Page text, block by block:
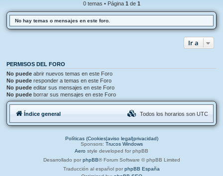
r
0 temas • Página 1 de 1
No hay temas o mensajes en este foro.
Ir a
PERMISOS DEL FORO
No puede abrir nuevos temas en este Foro
No puede responder a temas en este Foro
No puede editar sus mensajes en este Foro
No puede borrar sus mensajes en este Foro
Índice general Todos los horarios son UTC
Políticas (Cookies|aviso legal|privacidad)
Sponsors: Trucos Windows
Aero style developed for phpBB
Desarrollado por phpBB® Forum Software © phpBB Limited
Traducción al español por phpBB España